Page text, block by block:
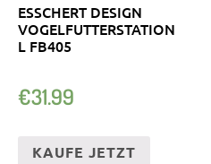
ESSCHERT DESIGN
VOGELFUTTERSTATION
L FB405
€31.99
KAUFE JETZT